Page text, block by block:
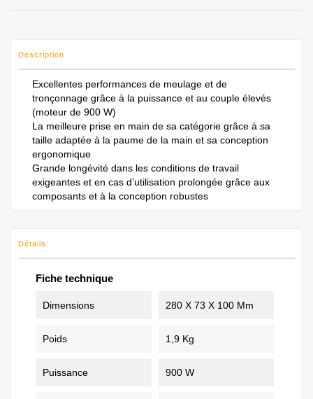
Description
Excellentes performances de meulage et de
tronçonnage grâce à la puissance et au couple élevés
(moteur de 900 W)
La meilleure prise en main de sa catégorie grâce à sa
taille adaptée à la paume de la main et sa conception
ergonomique
Grande longévité dans les conditions de travail
exigeantes et en cas d’utilisation prolongée grâce aux
composants et à la conception robustes
Détails
Fiche technique
Dimensions 280 X 73 X 100 Mm
Poids 1,9 Kg
Puissance 900 W